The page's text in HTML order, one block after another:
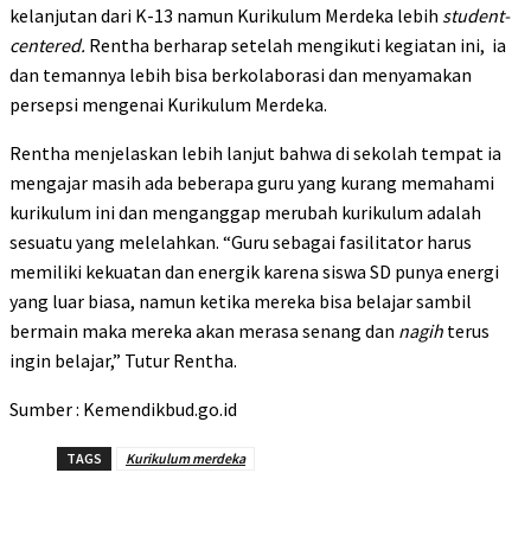
kelanjutan dari K-13 namun Kurikulum Merdeka lebih student-
centered. Rentha berharap setelah mengikuti kegiatan ini, ia
dan temannya lebih bisa berkolaborasi dan menyamakan
persepsi mengenai Kurikulum Merdeka.
Rentha menjelaskan lebih lanjut bahwa di sekolah tempat ia
mengajar masih ada beberapa guru yang kurang memahami
kurikulum ini dan menganggap merubah kurikulum adalah
sesuatu yang melelahkan. “Guru sebagai fasilitator harus
memiliki kekuatan dan energik karena siswa SD punya energi
yang luar biasa, namun ketika mereka bisa belajar sambil
bermain maka mereka akan merasa senang dan nagih terus
ingin belajar,” Tutur Rentha.
Sumber : Kemendikbud.go.id
TAGS Kurikulum merdeka